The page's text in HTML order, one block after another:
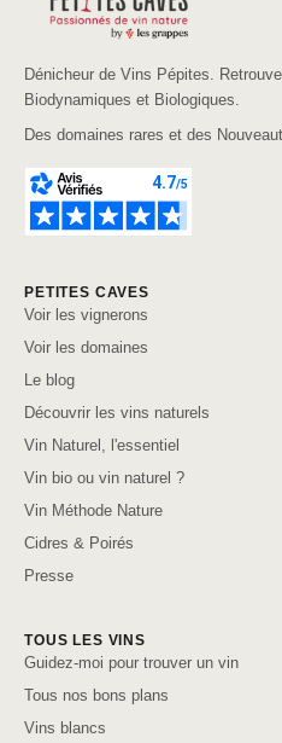
Dénicheur de Vins Pépites.
Biodynamiques et Biologiques.
Des domaines rares et des
PETITES CAVES
Voir les vignerons
Voir les domaines
Le blog
Découvrir les vins naturels
Vin Naturel, l'essentiel
Vin bio ou vin naturel ?
Vin Méthode Nature
Cidres & Poirés
Presse
TOUS LES VINS
Guidez-moi pour trouver un vin
Tous nos bons plans
Vins blancs